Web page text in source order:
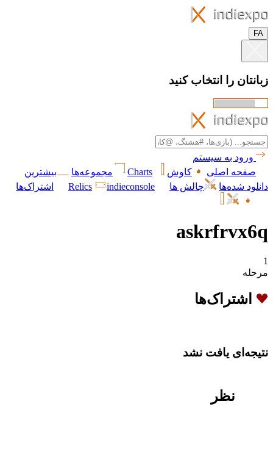
FA
زبانتان را انتخاب کنید
ورود به سیستم
صفحه اصلی
کاوش Charts مجموعه‌ها
بیشترین
دانلود شده‌ها
چالش ها Relics indieconsole اشتراک‌ها
askrfrvx6q
1
مرحله
اشتراک‌ها
نتیجه‌ای یافت نشد
نظر